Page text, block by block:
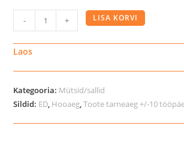
Kids
Jackie
lastele
kogus
- + LISA KORVI
Laos
Kategooria: Mütsid/sallid
Sildid: ED, Hooaeg,Toote tarneaeg +/-10